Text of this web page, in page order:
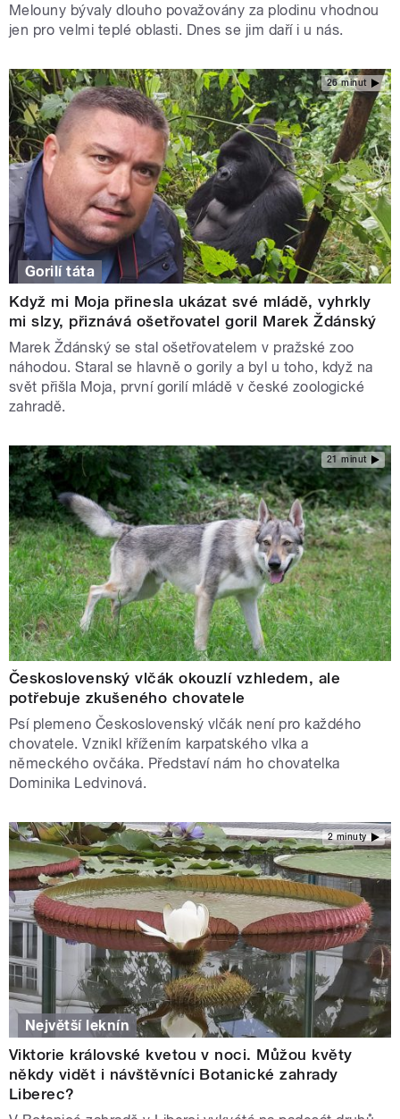
Melouny bývaly dlouho považovány za plodinu vhodnou
jen pro velmi teplé oblasti. Dnes se jim daří i u nás.
26 minut
Gorilí táta
Když mi Moja přinesla ukázat své mládě, vyhrkly
mi slzy, přiznává ošetřovatel goril Marek Ždánský
Marek Ždánský se stal ošetřovatelem v pražské zoo
náhodou. Staral se hlavně o gorily a byl u toho, když na
svět přišla Moja, první gorilí mládě v české zoologické
zahradě.
21 minut
Československý vlčák okouzlí vzhledem, ale
potřebuje zkušeného chovatele
Psí plemeno Československý vlčák není pro každého
chovatele. Vznikl křížením karpatského vlka a
německého ovčáka. Představí nám ho chovatelka
Dominika Ledvinová.
2 minuty
Největší leknín
Viktorie královské kvetou v noci. Můžou květy
někdy vidět i návštěvníci Botanické zahrady
Liberec?